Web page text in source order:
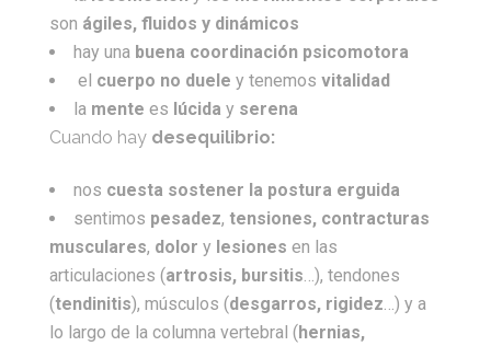
son ágiles, fluidos y dinámicos
hay una buena coordinación psicomotora
el cuerpo no duele y tenemos vitalidad
la mente es lúcida y serena
Cuando haydesequilibrio:
nos cuesta sostener la postura erguida
sentimos pesadez, tensiones, contracturas
musculares, dolor y lesiones en las
articulaciones (artrosis, bursitis …), tendones
(tendinitis), músculos (desgarros, rigidez …) y a
lo largo de la columna vertebral (hernias,